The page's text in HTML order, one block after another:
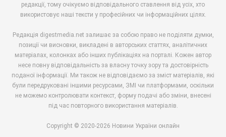
редакції, тому очікуємо відповідального ставлення від усіх, хто
використовує наші тексти у професійних чи інформаційних цілях.
Редакція digestmedia.net залишає за собою право не поділяти думки,
позиції чи висновки, викладені в авторських статтях, аналітичних
матеріалах, колонках або інших публікаціях на порталі. Кожен автор
несе повну відповідальність за власну точку зору та достовірність
поданої інформації. Ми також не відповідаємо за зміст матеріалів, які
були передруковані іншими ресурсами, ЗМІ чи платформами, оскільки
не можемо контролювати контекст, форму подачі або зміни, внесені
під час повторного використання матеріалів.
Copyright © 2020-2026 Новини України онлайн